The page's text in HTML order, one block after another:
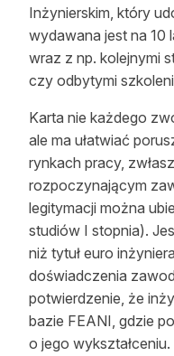
Inżynierskim, który
wydawana jest na 10
wraz z np. kolejnymi
czy odbytymi
Karta nie każdego
ale ma ułatwiać
rynkach pracy,
rozpoczynającym
legitymacji można
studiów I stopnia).
niż tytuł euro
doświadczenia
potwierdzenie, że
bazie FEANI, gdzie
o jego